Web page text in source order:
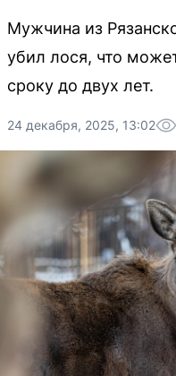
Мужчина из
убил лося, что
сроку до двух лет.
24 декабря, 2025, 13:02